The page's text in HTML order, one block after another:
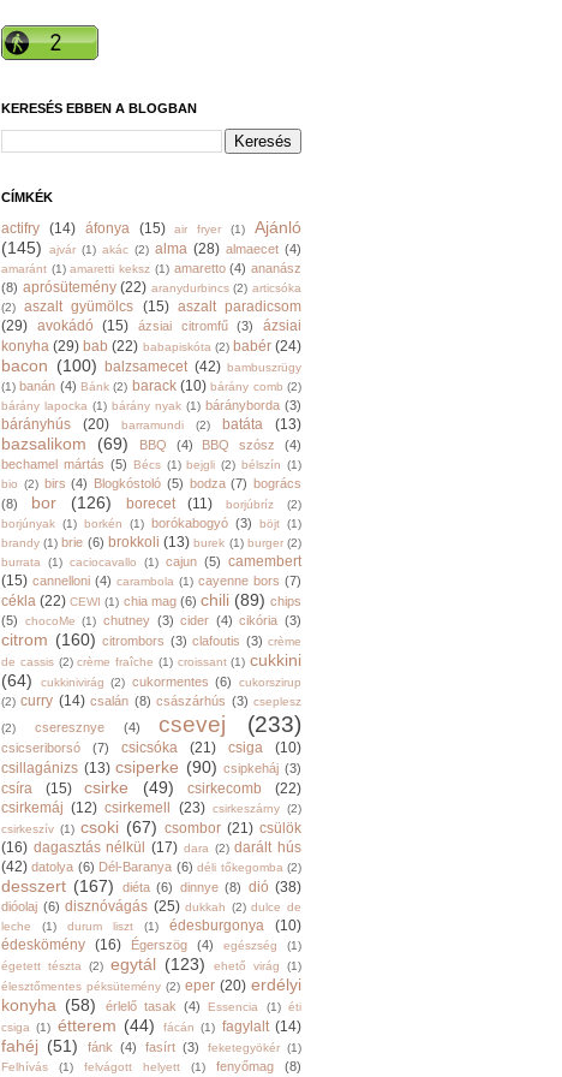
KERESÉS EBBEN A BLOGBAN
CÍMKÉK
actifry (14) áfonya (15) air fryer (1)
Ajánló
(145)
ajvár (1) akác (2) alma (28) almaecet (4)
amaránt (1) amaretti keksz (1) amaretto (4) ananász
(8) aprósütemény (22) aranydurbincs (2) articsóka
(2)
aszalt gyümölcs (15) aszalt paradicsom
(29) avokádó (15) ázsiai citromfű (3)
ázsiai
konyha (29) bab (22) babapiskóta (2) babér (24)
bacon (100) balzsamecet (42) bambuszrügy
(1) banán (4) Bánk (2) barack (10) bárány comb (2)
bárány lapocka (1) bárány nyak (1) bárányborda (3)
bárányhús (20) barramundi (2) batáta (13)
bazsalikom (69) BBQ (4) BBQ szósz
(4)
bechamel mártás (5) Bécs (1) bejgli (2) bélszín (1)
bio (2) birs (4) Blogkóstoló (5) bodza (7) bogrács
(8)
bor (126) borecet (11) borjúbríz
(2)
borjúnyak (1) borkén (1) borókabogyó (3) böjt (1)
brandy (1) brie (6) brokkoli (13) burek (1) burger (2)
burrata
(1) caciocavallo (1) cajun (5) camembert
(15) cannelloni (4) carambola (1) cayenne bors (7)
cékla (22) CEWI (1) chia mag (6) chili (89) chips
(5)
chocoMe (1) chutney (3) cider (4) cikória (3)
citrom (160) citrombors (3) clafoutis (3) crème
de cassis (2) crème fraîche (1) croissant (1) cukkini
(64)
cukkinivirág (2) cukormentes (6)
cukorszirup
(2) curry (14) csalán (8) császárhús (3) cseplesz
(2)
cseresznye (4) csevej (233)
csicseriborsó (7) csicsóka (21) csiga
(10)
csillagánizs (13) csiperke (90) csipkeháj (3)
csíra (15) csirke (49) csirkecomb
(22)
csirkemáj (12) csirkemell (23) csirkeszárny (2)
csirkeszív (1) csoki (67) csombor (21) csülök
(16) dagasztás nélkül (17) dara (2) darált hús
(42) datolya (6) Dél-Baranya (6) déli tőkegomba (2)
desszert (167) diéta (6) dinnye (8) dió (38)
dióolaj (6) disznóvágás (25) dukkah (2) dulce de
leche
(1) durum liszt (1) édesburgonya
(10)
édeskömény (16) Égerszög (4) egészség
(1)
égetett tészta
(2) egytál (123) ehető virág
(1)
élesztőmentes péksütemény (2) eper (20) erdélyi
konyha (58) érlelő tasak (4) Essencia (1) éti
csiga (1) étterem (44) fácán (1) fagylalt (14)
fahéj (51) fánk (4) fasírt (3) feketegyökér (1)
Felhívás
(1) felvágott helyett (1) fenyőmag (8)